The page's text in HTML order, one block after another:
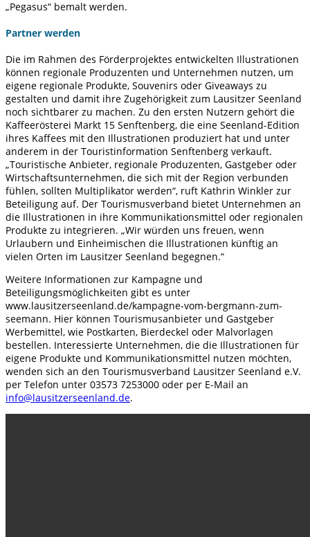
„Pegasus“ bemalt werden.
Partner werden
Die im Rahmen des Förderprojektes entwickelten Illustrationen
können regionale Produzenten und Unternehmen nutzen, um
eigene regionale Produkte, Souvenirs oder Giveaways zu
gestalten und damit ihre Zugehörigkeit zum Lausitzer Seenland
noch sichtbarer zu machen. Zu den ersten Nutzern gehört die
Kaffeerösterei Markt 15 Senftenberg, die eine Seenland-Edition
ihres Kaffees mit den Illustrationen produziert hat und unter
anderem in der Touristinformation Senftenberg verkauft.
„Touristische Anbieter, regionale Produzenten, Gastgeber oder
Wirtschaftsunternehmen, die sich mit der Region verbunden
fühlen, sollten Multiplikator werden“, ruft Kathrin Winkler zur
Beteiligung auf. Der Tourismusverband bietet Unternehmen an
die Illustrationen in ihre Kommunikationsmittel oder regionalen
Produkte zu integrieren. „Wir würden uns freuen, wenn
Urlaubern und Einheimischen die Illustrationen künftig an
vielen Orten im Lausitzer Seenland begegnen.“
Weitere Informationen zur Kampagne und
Beteiligungsmöglichkeiten gibt es unter
www.lausitzerseenland.de/kampagne-vom-bergmann-zum-
seemann. Hier können Tourismusanbieter und Gastgeber
Werbemittel, wie Postkarten, Bierdeckel oder Malvorlagen
bestellen. Interessierte Unternehmen, die die Illustrationen für
eigene Produkte und Kommunikationsmittel nutzen möchten,
wenden sich an den Tourismusverband Lausitzer Seenland e.V.
per Telefon unter 03573 7253000 oder per E-Mail an
info@lausitzerseenland.de.